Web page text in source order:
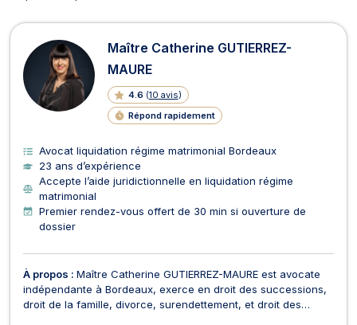
Avocats en liquidation régime
Maître Catherine GUTIERREZ-
MAURE
4.6 (10 avis)
Répond rapidement
Avocat liquidation régime matrimonial Bordeaux
23 ans d’expérience
Accepte l’aide juridictionnelle en liquidation régime
matrimonial
Premier rendez-vous offert de 30 min si ouverture de
dossier
À propos : Maître Catherine GUTIERREZ-MAURE est avocate
indépendante à Bordeaux, exerce en droit des successions,
droit de la famille, divorce, surendettement, et droit des